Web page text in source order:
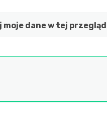
moje dane w tej